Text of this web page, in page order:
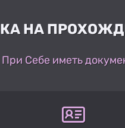
НА
При Себе иметь